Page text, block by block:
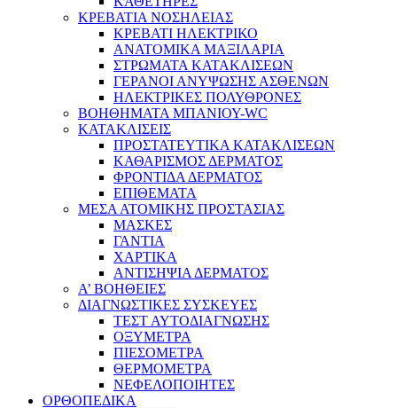
ΚΡΕΒΑΤΙΑ ΝΟΣΗΛΕΙΑΣ
ΚΡΕΒΑΤΙ ΗΛΕΚΤΡΙΚΟ
ΑΝΑΤΟΜΙΚΑ ΜΑΞΙΛΑΡΙΑ
ΣΤΡΩΜΑΤΑ ΚΑΤΑΚΛΙΣΕΩΝ
ΓΕΡΑΝΟΙ ΑΝΥΨΩΣΗΣ ΑΣΘΕΝΩΝ
ΗΛΕΚΤΡΙΚΕΣ ΠΟΛΥΘΡΟΝΕΣ
ΒΟΗΘΗΜΑΤΑ ΜΠΑΝΙΟΥ-WC
ΚΑΤΑΚΛΙΣΕΙΣ
ΠΡΟΣΤΑΤΕΥΤΙΚΑ ΚΑΤΑΚΛΙΣΕΩΝ
ΚΑΘΑΡΙΣΜΟΣ ΔΕΡΜΑΤΟΣ
ΦΡΟΝΤΙΔΑ ΔΕΡΜΑΤΟΣ
ΕΠΙΘΕΜΑΤΑ
ΜΕΣΑ ΑΤΟΜΙΚΗΣ ΠΡΟΣΤΑΣΙΑΣ
ΜΑΣΚΕΣ
ΓΑΝΤΙΑ
ΧΑΡΤΙΚΑ
ΑΝΤΙΣΗΨΙΑ ΔΕΡΜΑΤΟΣ
Α’ ΒΟΗΘΕΙΕΣ
ΔΙΑΓΝΩΣΤΙΚΕΣ ΣΥΣΚΕΥΕΣ
ΤΕΣΤ ΑΥΤΟΔΙΑΓΝΩΣΗΣ
ΟΞΥΜΕΤΡΑ
ΠΙΕΣΟΜΕΤΡΑ
ΘΕΡΜΟΜΕΤΡΑ
ΝΕΦΕΛΟΠΟΙΗΤΕΣ
ΟΡΘΟΠΕΔΙΚΑ